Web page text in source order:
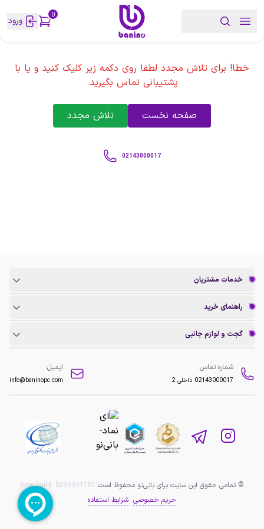
0 ورود
خطا! برای تلاش مجدد لطفا روی دکمه زیر کلیک کنید و یا با
پشتیبانی تماس بگیرید.
صفحه نخست تلاش مجدد
02143000017
خدمات مشتریان
راهنمای خرید
گجت و لوازم جانبی
شماره تماس:
02143000017 داخلی 2
ایمیل:
info@baninopc.com
© تمامی حقوق این سایت برای بانی‌نو محفوظ است. new build: b299391101
حریم خصوصی شرایط استفاده